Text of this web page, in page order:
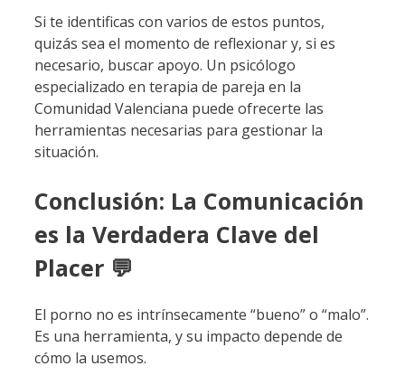
Si te identificas con varios de estos puntos,
quizás sea el momento de reflexionar y, si es
necesario, buscar apoyo. Un psicólogo
especializado en terapia de pareja en la
Comunidad Valenciana puede ofrecerte las
herramientas necesarias para gestionar la
situación.
Conclusión: La Comunicación
es la Verdadera Clave del
Placer 💬
El porno no es intrínsecamente “bueno” o “malo”.
Es una herramienta, y su impacto depende de
cómo la usemos.